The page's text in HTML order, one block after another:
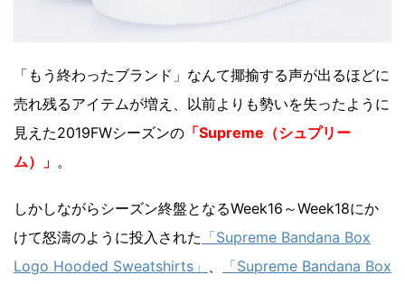
「もう終わったブランド」なんて揶揄する声が出るほどに
売れ残るアイテムが増え、以前よりも勢いを失ったように
見えた2019FWシーズンの 「Supreme（シュプリー
ム）」 。
しかしながらシーズン終盤となるWeek16～Week18にか
けて怒濤のように投入された 「Supreme Bandana Box
Logo Hooded Sweatshirts」
「Supreme Bandana Box